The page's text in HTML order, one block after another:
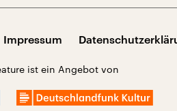
Impressum
ist ein Angebot von